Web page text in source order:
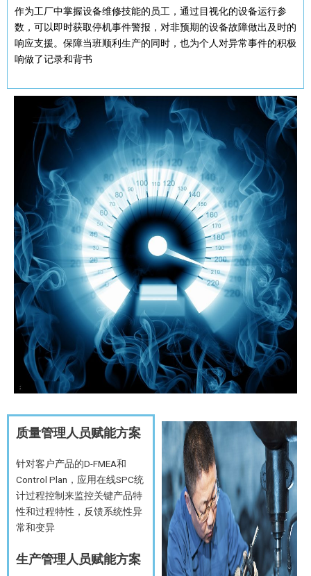
作为工厂中掌握设备维修技能的员工，通过目视化的设备运行参
数，可以即时获取停机事件警报，对非预期的设备故障做出及时的
响应支援。保障当班顺利生产的同时，也为个人对异常事件的积极
响做了记录和背书
质量管理人员赋能方案
针对客户产品的D-FMEA和
Control Plan，应用在线SPC统
计过程控制来监控关键产品特
性和过程特性，反馈系统性异
常和变异
生产管理人员赋能方案